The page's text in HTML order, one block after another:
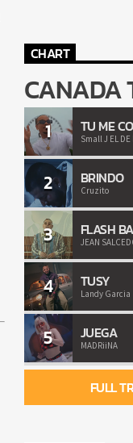
CHART
CANADA
1 TU ME
Small J EL DE
2 BRINDO
Cruzito
3 FLASH
JEAN
4 TUSY
Landy Garcia
5 JUEGA
MADRiiNA
FULL